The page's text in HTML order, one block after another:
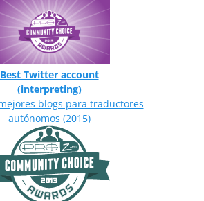
Best Twitter account
(interpreting)